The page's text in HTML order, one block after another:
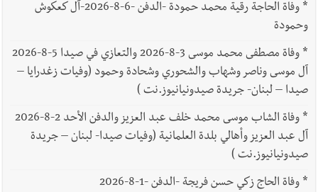
*
وفاة الحاجة رقية محمد حمودة -الدفن -6-8-2026-آل كعكوش
وحمودة
*
وفاة مصطفى محمد موسى 3-8-2026 والتعازي في صيدا 5-8-2026
آل موسى وناصر وشهاب والشحوري وشحادة وحمود (وفيات زغدرايا –
صيدا – لبنان- جريدة صيدونيانيوز.نت )
*
وفاة الشاب موسى محمد خلف عبد العزيز والدفن الأحد 2-8-2026
آل عبد العزيز وأهالي بلدة العلمانية (وفيات صيدا- لبنان – جريدة
صيدونيانيوز.نت )
*وفاة الحاج زكي حسن فريجة -الدفن -1-8-2026